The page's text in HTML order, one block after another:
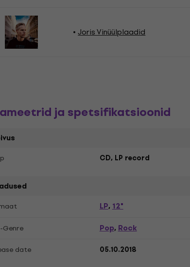
Joris Vinüülplaadid
ja spetsifikatsioonid
CD, LP record
LP,12"
Genre
Pop,Rock
date
05.10.2018